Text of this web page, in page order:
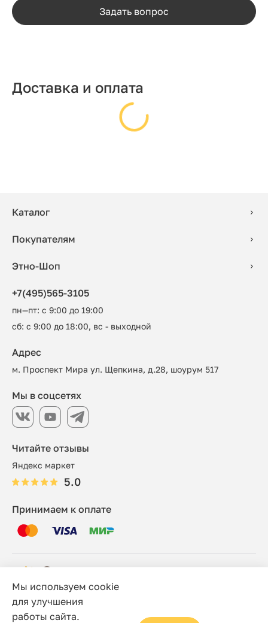
Задать вопрос
Доставка и оплата
Каталог
Покупателям
Этно-Шоп
+7(495)565-3105
пн—пт: с 9:00 до 19:00
сб: с 9:00 до 18:00, вс - выходной
Читайте отзывы
Яндекс маркет
5.0
Адрес
м. Проспект Мира ул. Щепкина, д.28, шоурум 517
Принимаем к оплате
Мы в соцсетях
© 2006 - 2026 Этно-шоп, Интернет-магазин
Политика конфиденциальности
Мы используем cookie
для улучшения
работы сайта.